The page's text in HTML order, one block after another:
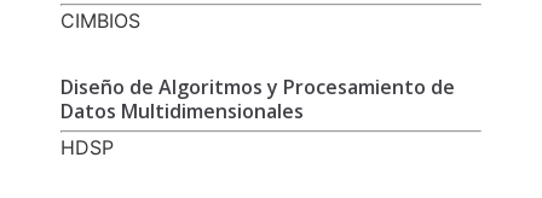
CIMBIOS
Diseño de Algoritmos y Procesamiento de
Datos Multidimensionales
HDSP